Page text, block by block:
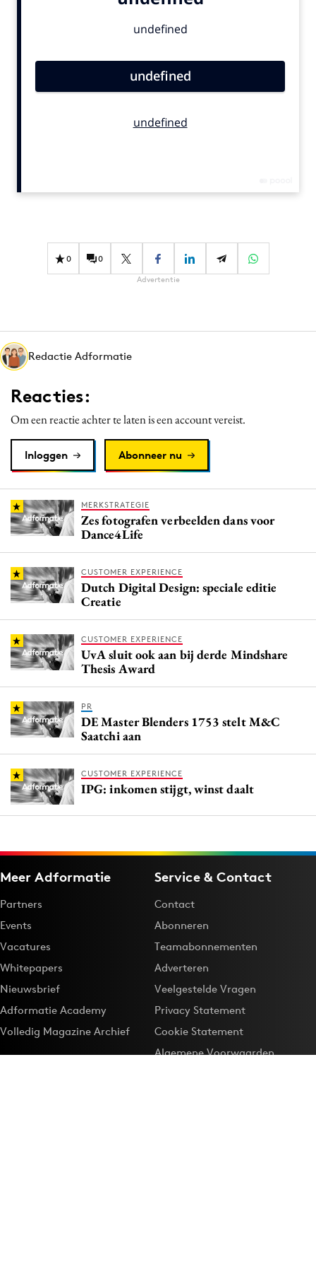
Gedragsverandering
Influencer marketing
Media
Merkstrategie
PR
Programmatic
Purpose Marketing
Reputatie & crisis
0 0
Advertentie
Redactie Adformatie
Reacties:
Om een reactie achter te laten is een account vereist.
Inloggen Abonneer nu
MERKSTRATEGIE
Zes fotografen verbeelden dans voor
Dance4Life
CUSTOMER EXPERIENCE
Dutch Digital Design: speciale editie
Creatie
CUSTOMER EXPERIENCE
UvA sluit ook aan bij derde Mindshare
Thesis Award
PR
DE Master Blenders 1753 stelt M&C
Saatchi aan
CUSTOMER EXPERIENCE
IPG: inkomen stijgt, winst daalt
Meer Adformatie
Partners
Events
Vacatures
Whitepapers
Nieuwsbrief
Adformatie Academy
Volledig Magazine Archief
Service & Contact
Contact
Abonneren
Teamabonnementen
Adverteren
Veelgestelde Vragen
Privacy Statement
Cookie Statement
Algemene Voorwaarden